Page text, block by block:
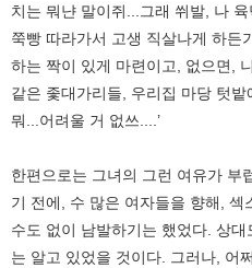
치는 뭐냔 말이쥐...그래 쒸발, 나
쭉빵 따라가서 고생 직살나게 하든
하는 짝이 있게 마련이고, 없으면,
같은 좇대가리들, 우리집 마당 텃
뭐...어려울 거 없쓰....’
한편으로는 그녀의 그런 여유가 부
기 전에, 수 많은 여자들을 향해, 섹
수도 없이 남발하기는 했었다. 상
는 알고 있었을 것이다. 그러나, 어